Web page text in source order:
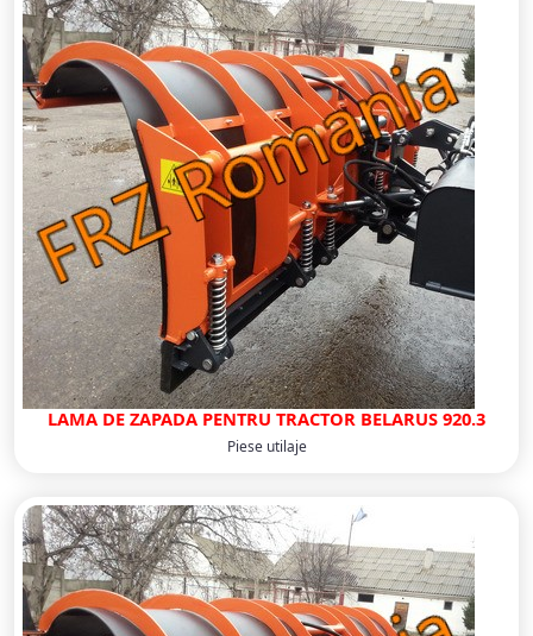
LAMA DE ZAPADA PENTRU TRACTOR BELARUS 920.3
Piese utilaje